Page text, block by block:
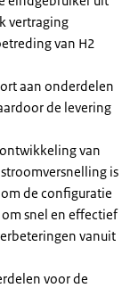
vertraging
van H2
aan onderdelen
de levering
van
is
de configuratie
snel en effectief
vanuit
voor de